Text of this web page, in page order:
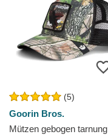
(5)
Goorin Bros.
Mützen gebogen tarnung